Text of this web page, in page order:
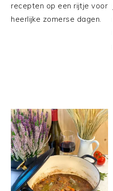
recepten op een rijtje voor
heerlijke zomerse dagen.